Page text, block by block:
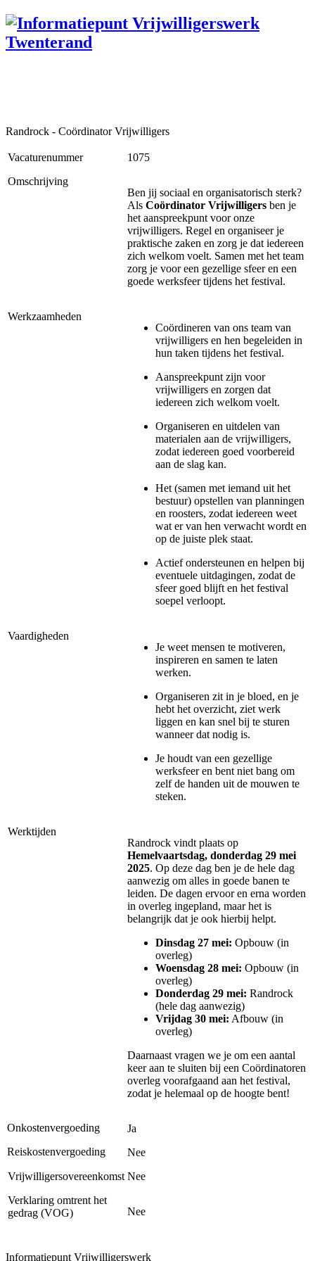
Randrock - Coördinator Vrijwilligers
Vacaturenummer
1075
Omschrijving
Ben jij sociaal en organisatorisch sterk?
Als Coördinator Vrijwilligers ben je
het aanspreekpunt voor onze
vrijwilligers. Regel en organiseer je
praktische zaken en zorg je dat iedereen
zich welkom voelt. Samen met het team
zorg je voor een gezellige sfeer en een
goede werksfeer tijdens het festival.
Werkzaamheden
Coördineren van ons team van
vrijwilligers en hen begeleiden in
hun taken tijdens het festival.
Aanspreekpunt zijn voor
vrijwilligers en zorgen dat
iedereen zich welkom voelt.
Organiseren en uitdelen van
materialen aan de vrijwilligers,
zodat iedereen goed voorbereid
aan de slag kan.
Het (samen met iemand uit het
bestuur) opstellen van planningen
en roosters, zodat iedereen weet
wat er van hen verwacht wordt en
op de juiste plek staat.
Actief ondersteunen en helpen bij
eventuele uitdagingen, zodat de
sfeer goed blijft en het festival
soepel verloopt.
Vaardigheden
Je weet mensen te motiveren,
inspireren en samen te laten
werken.
Organiseren zit in je bloed, en je
hebt het overzicht, ziet werk
liggen en kan snel bij te sturen
wanneer dat nodig is.
Je houdt van een gezellige
werksfeer en bent niet bang om
zelf de handen uit de mouwen te
steken.
Werktijden
Randrock vindt plaats op
Hemelvaartsdag, donderdag 29 mei
2025. Op deze dag ben je de hele dag
aanwezig om alles in goede banen te
leiden. De dagen ervoor en erna worden
in overleg ingepland, maar het is
belangrijk dat je ook hierbij helpt.
Dinsdag 27 mei: Opbouw (in
overleg)
Woensdag 28 mei: Opbouw (in
overleg)
Donderdag 29 mei: Randrock
(hele dag aanwezig)
Vrijdag 30 mei: Afbouw (in
overleg)
Daarnaast vragen we je om een aantal
keer aan te sluiten bij een Coördinatoren
overleg voorafgaand aan het festival,
zodat je helemaal op de hoogte bent!
Onkostenvergoeding
Ja
Reiskostenvergoeding
Nee
Vrijwilligersovereenkomst Nee
Verklaring omtrent het
gedrag (VOG)
Nee
Informatiepunt Vrijwilligerswerk